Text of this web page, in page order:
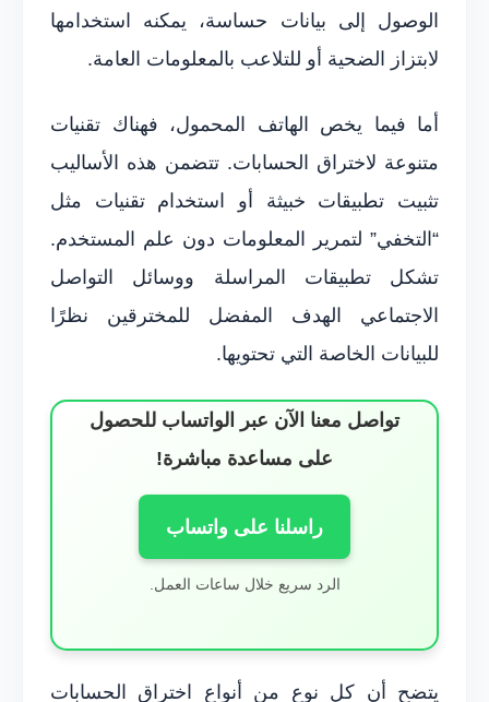
الوصول إلى بيانات حساسة، يمكنه استخدامها
لابتزاز الضحية أو للتلاعب بالمعلومات العامة.
أما فيما يخص الهاتف المحمول، فهناك تقنيات
متنوعة لاختراق الحسابات. تتضمن هذه الأساليب
تثبيت تطبيقات خبيثة أو استخدام تقنيات مثل
“التخفي” لتمرير المعلومات دون علم المستخدم.
تشكل تطبيقات المراسلة ووسائل التواصل
الاجتماعي الهدف المفضل للمخترقين نظرًا
للبيانات الخاصة التي تحتويها.
تواصل معنا الآن عبر الواتساب للحصول
على مساعدة مباشرة!
راسلنا على واتساب
الرد سريع خلال ساعات العمل.
يتضح أن كل نوع من أنواع اختراق الحسابات